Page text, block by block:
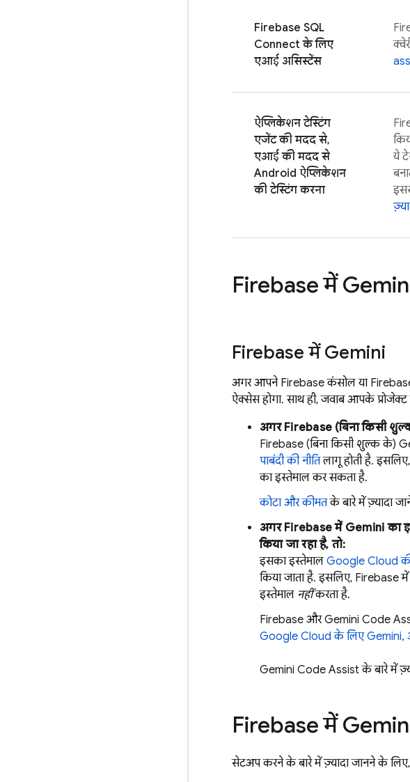
Firebase SQL
Connect के लिए
एआई असिस्टेंस
ऐप्लिकेशन टेस्टिंग
एजेंट की मदद से,
एआई की मदद से
Android ऐप्लिकेशन
की टेस्टिंग करना
ये
Firebaseमें
Firebase में Gemini
अगर आपने Firebaseकंसोल या
ऐक्सेस होगा. साथ ही, जवाब आपके
अगर Firebase (बिना किसी
Firebase (बिना किसी शुल्क के)
पाबंदी की नीतिलागू होती है. इसलिए,
का इस्तेमाल कर सकता है.
कोटा और कीमतके बारे में ज़्यादा
अगर Firebaseमें Gemini का
किया जा रहा है, तो:
इसका इस्तेमाल Google Cloud की
किया जाता है. इसलिए, Firebaseमें
इस्तेमाल नहींकरता है.
Firebase औरGemini Code
Google Cloud के लिएGemini,
Gemini Code Assistके बारे में
Firebaseमें
सेटअप करने के बारे में ज़्यादा जानने के लिए,